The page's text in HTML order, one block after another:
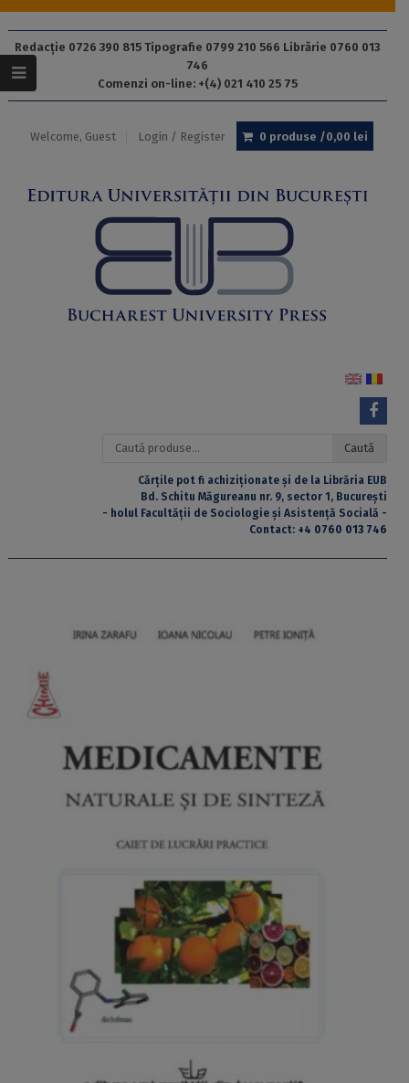
Redacție 0726 390 815 Tipografie 0799 210 566 Librărie 0760 013
746
Comenzi on-line: +(4) 021 410 25 75
Welcome, Guest Login / Register 0 produse /0,00 lei
Caută
Caută
Cărțile pot fi achiziționate și de la Librăria EUB
Bd. Schitu Măgureanu nr. 9, sector 1, București
- holul Facultății de Sociologie și Asistență Socială -
Contact: +4 0760 013 746